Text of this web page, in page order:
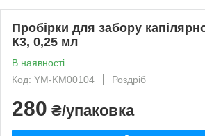
Пробірки для забору
К3, 0,25 мл
В наявності
Код: YM-KM00104
Роздріб
280 ₴/упаковка